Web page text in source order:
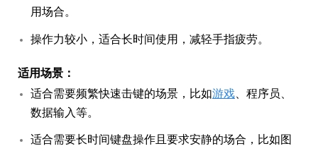
用场合。
操作力较小，适合长时间使用，减轻手指疲劳。
适用场景：
适合需要频繁快速击键的场景，比如游戏 、程序员、
数据输入等。
适合需要长时间键盘操作且要求安静的场合，比如图